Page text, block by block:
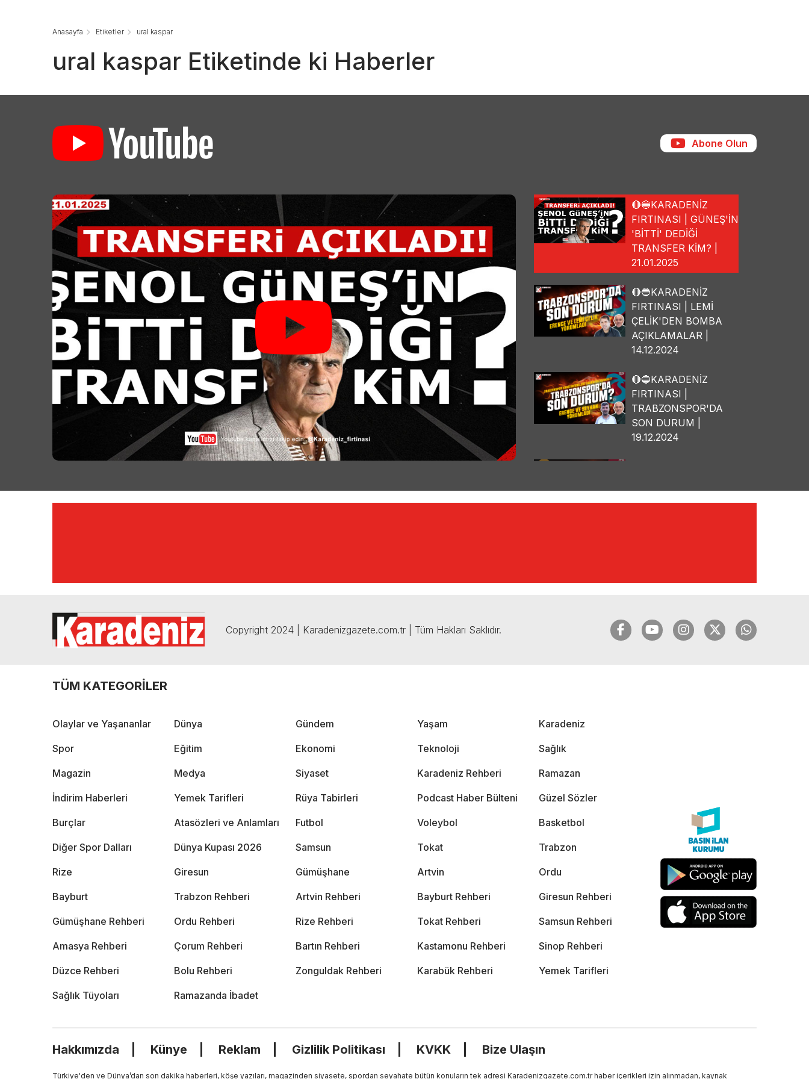
Anasayfa Etiketler ural kaspar
ural kaspar Etiketinde ki Haberler
Abone Olun
🔴🔵KARADENİZ
FIRTINASI | GÜNEŞ'İN
'BİTTİ' DEDİĞİ
TRANSFER KİM? |
21.01.2025
🔴🔵KARADENİZ
FIRTINASI | LEMİ
ÇELİK'DEN BOMBA
AÇIKLAMALAR |
14.12.2024
🔴🔵KARADENİZ
FIRTINASI |
TRABZONSPOR'DA
SON DURUM |
19.12.2024
FIRTINASI | YILMAZ
06.12.2024
Copyright 2024 | Karadenizgazete.com.tr | Tüm Hakları Saklıdır.
TÜM KATEGORİLER
Olaylar ve Yaşananlar Dünya Gündem Yaşam Karadeniz
Spor Eğitim Ekonomi Teknoloji Sağlık
Magazin Medya Siyaset Karadeniz Rehberi Ramazan
İndirim Haberleri Yemek Tarifleri Rüya Tabirleri Podcast Haber Bülteni Güzel Sözler
Burçlar Atasözleri ve Anlamları Futbol Voleybol Basketbol
Diğer Spor Dalları Dünya Kupası 2026 Samsun Tokat Trabzon
Rize Giresun Gümüşhane Artvin Ordu
Bayburt Trabzon Rehberi Artvin Rehberi Bayburt Rehberi Giresun Rehberi
Gümüşhane Rehberi Ordu Rehberi Rize Rehberi Tokat Rehberi Samsun Rehberi
Amasya Rehberi Çorum Rehberi Bartın Rehberi Kastamonu Rehberi Sinop Rehberi
Düzce Rehberi Bolu Rehberi Zonguldak Rehberi Karabük Rehberi Yemek Tarifleri
Sağlık Tüyoları Ramazanda İbadet
Hakkımızda Künye Reklam Gizlilik Politikası KVKK Bize Ulaşın
Türkiye'den ve Dünya’dan son dakika haberleri, köşe yazıları, magazinden siyasete, spordan seyahate bütün konuların tek adresi Karadenizgazete.com.tr haber içerikleri izin alınmadan, kaynak